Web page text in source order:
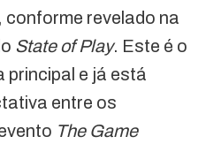
, conforme revelado na
State of Play. Este é o
principal e já está
entre os
The Game